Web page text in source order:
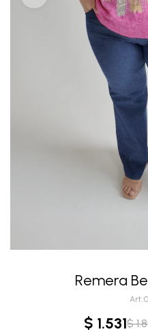
Remera
$ 1.531$